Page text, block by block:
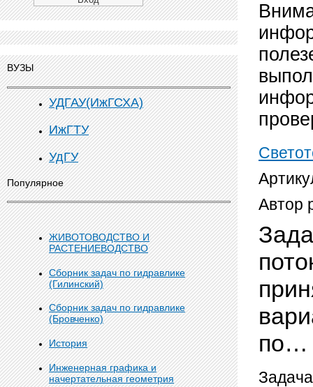
ВУЗЫ
УДГАУ(ИжГСХА)
ИжГТУ
УдГУ
Популярное
ЖИВОТОВОДСТВО И
РАСТЕНИЕВОДСТВО
Сборник задач по гидравлике
(Гилинский)
Сборник задач по гидравлике
(Бровченко)
История
Инженерная графика и
начертательная геометрия
Автор
по…